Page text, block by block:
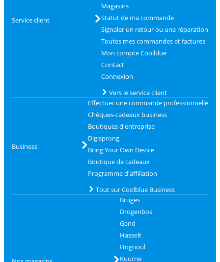
Service client
Magasins
Statut de ma commande
Signaler un retour ou une réparation
Toutes mes commandes et factures
Mon compte Coolblue
Contact
Connexion
Vers le service client
Business
Effectuer une commande professionnelle
Chèques-cadeaux business
Boutiques d'entreprise
Digisprong
Bring Your Own Device
Boutique de cadeaux
Programme d'affiliation
Tout sur Coolblue Business
Bruges
Drogenbos
Gand
Hasselt
Hognoul
Kuurne